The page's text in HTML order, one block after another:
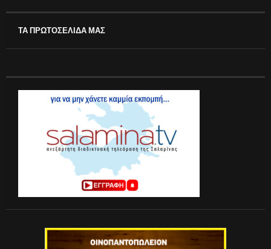
ΤΑ ΠΡΩΤΟΣΕΛΙΔΑ ΜΑΣ